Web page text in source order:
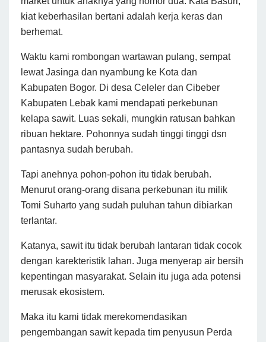
kiat keberhasilan bertani adalah kerja keras dan
berhemat.
Waktu kami rombongan wartawan pulang, sempat
lewat Jasinga dan nyambung ke Kota dan
Kabupaten Bogor. Di desa Celeler dan Cibeber
Kabupaten Lebak kami mendapati perkebunan
kelapa sawit. Luas sekali, mungkin ratusan bahkan
ribuan hektare. Pohonnya sudah tinggi tinggi dsn
pantasnya sudah berubah.
Tapi anehnya pohon-pohon itu tidak berubah.
Menurut orang-orang disana perkebunan itu milik
Tomi Suharto yang sudah puluhan tahun dibiarkan
terlantar.
Katanya, sawit itu tidak berubah lantaran tidak cocok
dengan karekteristik lahan. Juga menyerap air bersih
kepentingan masyarakat. Selain itu juga ada potensi
merusak ekosistem.
Maka itu kami tidak merekomendasikan
pengembangan sawit kepada tim penyusun Perda